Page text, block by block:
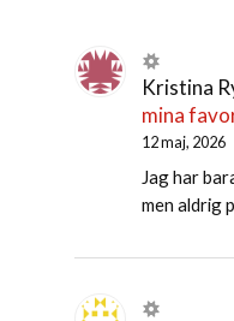
Kristina
mina
12 maj, 2026
Jag har
men aldrig